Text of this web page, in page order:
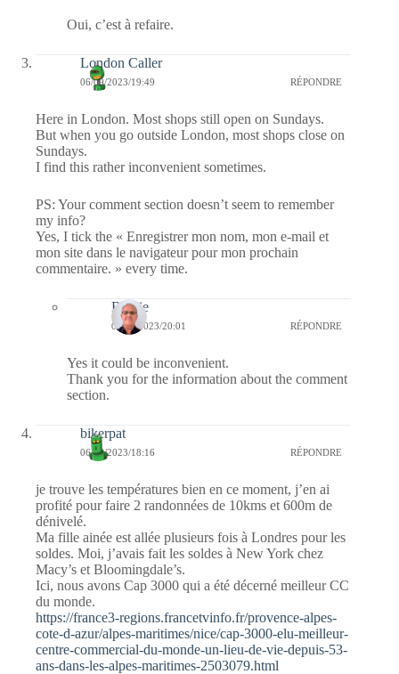
Oui, c’est à refaire.
London Caller
06/09/2023/19:49 RÉPONDRE
Here in London. Most shops still open on Sundays.
But when you go outside London, most shops close on
Sundays.
I find this rather inconvenient sometimes.
PS: Your comment section doesn’t seem to remember
my info?
Yes, I tick the « Enregistrer mon nom, mon e-mail et
mon site dans le navigateur pour mon prochain
commentaire. » every time.
Bernie
06/09/2023/20:01 RÉPONDRE
Yes it could be inconvenient.
Thank you for the information about the comment
section.
bikerpat
06/09/2023/18:16 RÉPONDRE
je trouve les températures bien en ce moment, j’en ai
profité pour faire 2 randonnées de 10kms et 600m de
dénivelé.
Ma fille ainée est allée plusieurs fois à Londres pour les
soldes. Moi, j’avais fait les soldes à New York chez
Macy’s et Bloomingdale’s.
Ici, nous avons Cap 3000 qui a été décerné meilleur CC
du monde.
https://france3-regions.francetvinfo.fr/provence-alpes-
cote-d-azur/alpes-maritimes/nice/cap-3000-elu-meilleur-
centre-commercial-du-monde-un-lieu-de-vie-depuis-53-
ans-dans-les-alpes-maritimes-2503079.html